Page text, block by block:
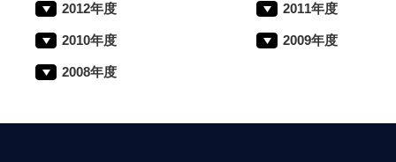
2012年度 2011年度
2010年度 2009年度
2008年度